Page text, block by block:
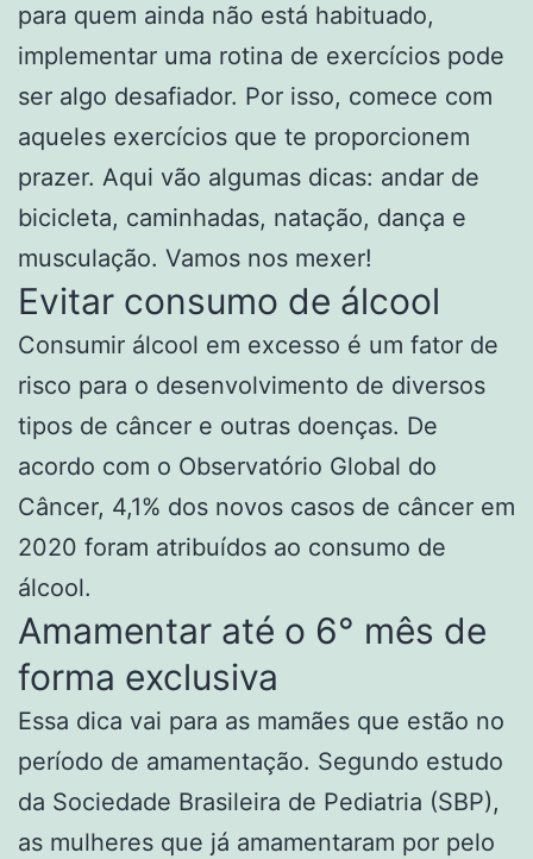
para quem ainda não está habituado,
implementar uma rotina de exercícios pode
ser algo desafiador. Por isso, comece com
aqueles exercícios que te proporcionem
prazer. Aqui vão algumas dicas: andar de
bicicleta, caminhadas, natação, dança e
musculação. Vamos nos mexer!
Evitar consumo de álcool
Consumir álcool em excesso é um fator de
risco para o desenvolvimento de diversos
tipos de câncer e outras doenças. De
acordo com o Observatório Global do
Câncer, 4,1% dos novos casos de câncer em
2020 foram atribuídos ao consumo de
álcool.
Amamentar até o 6° mês de
forma exclusiva
Essa dica vai para as mamães que estão no
período de amamentação. Segundo estudo
da Sociedade Brasileira de Pediatria (SBP),
as mulheres que já amamentaram por pelo